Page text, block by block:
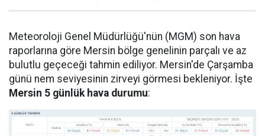
Meteoroloji Genel Müdürlüğü'nün (MGM) son hava
raporlarına göre Mersin bölge genelinin parçalı ve az
bulutlu geçeceği tahmin ediliyor. Mersin'de Çarşamba
günü nem seviyesinin zirveyi görmesi bekleniyor. İşte
Mersin 5 günlük hava durumu: